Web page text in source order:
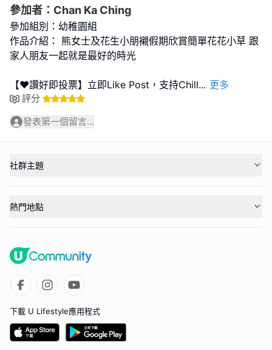
參加者：Chan Ka Ching
參加組別：幼稚園組
作品介紹： 熊女士及花生小朋襯假期欣賞簡單花花小草 跟
家人朋友一起就是最好的時光
【❤️讚好即投票】立即Like Post，支持Chill... 更多
評分
發表第一個留言...
社群主題
熱門地點
下載 U Lifestyle應用程式